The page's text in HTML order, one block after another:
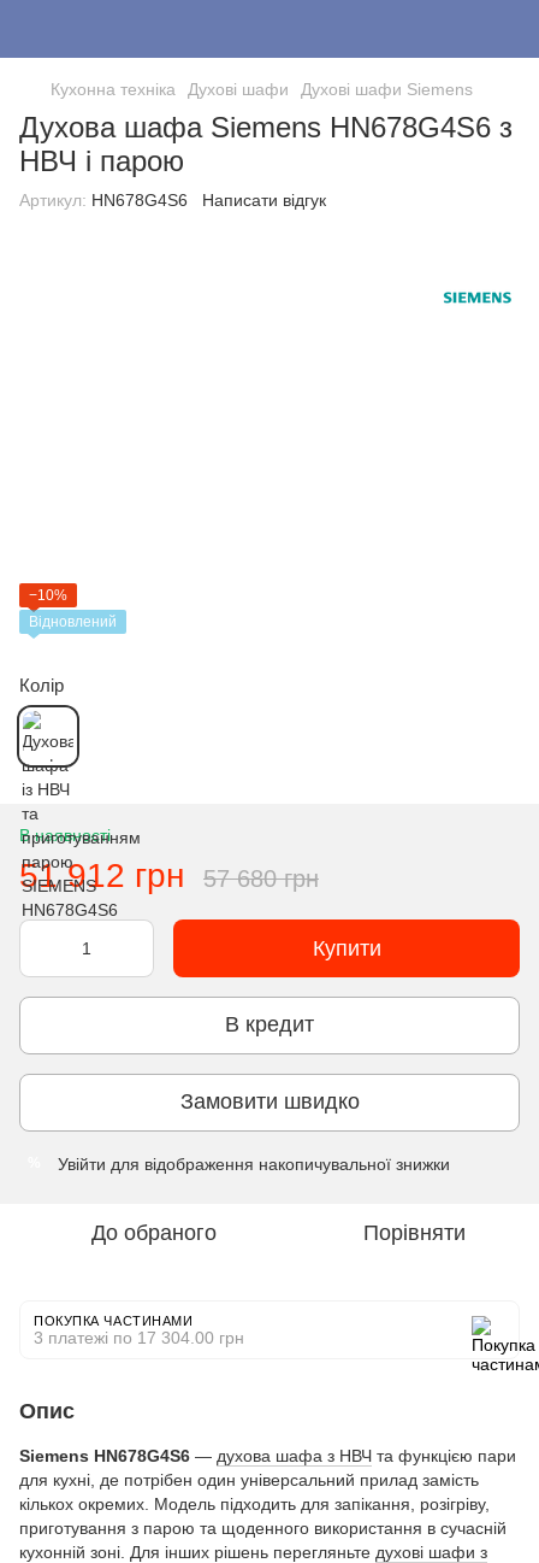
Кухонна техніка Духові шафи Духові шафи Siemens
Духова шафа Siemens HN678G4S6 з
НВЧ і парою
Артикул: HN678G4S6 Написати відгук
−10%
Відновлений
Колір
В наявності
51 912 грн 57 680 грн
Купити
В кредит
Замовити швидко
Увійти для відображення накопичувальної знижки
До обраного Порівняти
ПОКУПКА ЧАСТИНАМИ
3 платежі по 17 304.00 грн
Опис
Siemens HN678G4S6 — духова шафа з НВЧ та функцією пари
для кухні, де потрібен один універсальний прилад замість
кількох окремих. Модель підходить для запікання, розігріву,
приготування з парою та щоденного використання в сучасній
кухонній зоні. Для інших рішень перегляньте духові шафи з